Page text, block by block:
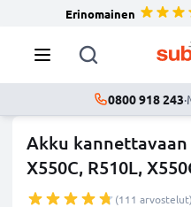
Erinomainen
0800 918 243·
Akku kannettavaan
X550C, R510L,
(111 arvostelut)